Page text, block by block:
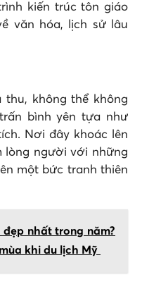
kiến trúc tôn giáo
văn hóa, lịch sử lâu
thu, không thể không
bình yên tựa như
Nơi đây khoác lên
lòng người với những
một bức tranh thiên
nhất trong năm?
khi du lịch Mỹ